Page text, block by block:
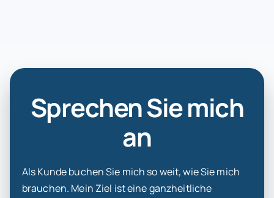
Sprechen Sie mich
an
Als Kunde buchen Sie mich so weit, wie Sie mich
brauchen. Mein Ziel ist eine ganzheitliche